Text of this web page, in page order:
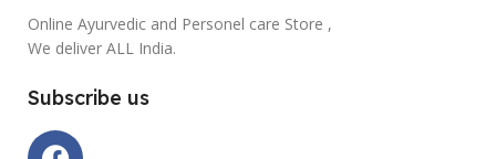
Online Ayurvedic and Personel care Store ,
We deliver ALL India.
Subscribe us